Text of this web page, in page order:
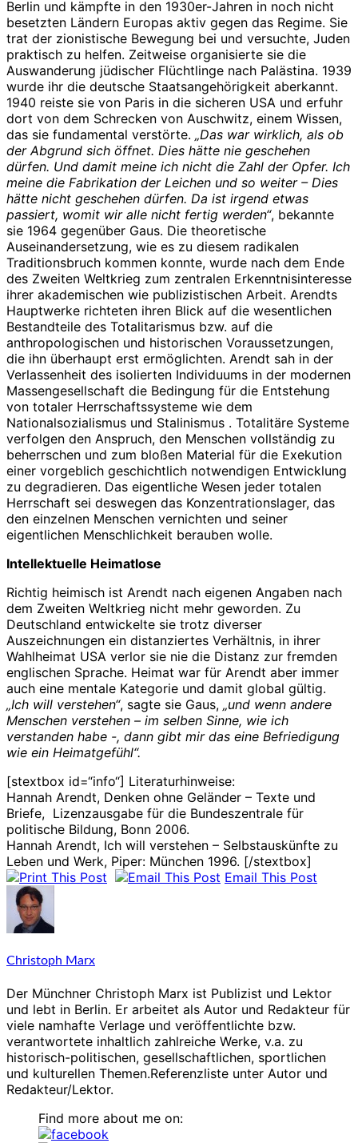
Berlin und kämpfte in den 1930er-Jahren in noch nicht
besetzten Ländern Europas aktiv gegen das Regime. Sie
trat der zionistische Bewegung bei und versuchte, Juden
praktisch zu helfen. Zeitweise organisierte sie die
Auswanderung jüdischer Flüchtlinge nach Palästina. 1939
wurde ihr die deutsche Staatsangehörigkeit aberkannt.
1940 reiste sie von Paris in die sicheren USA und erfuhr
dort von dem Schrecken von Auschwitz, einem Wissen,
das sie fundamental verstörte. „Das war wirklich, als ob
der Abgrund sich öffnet. Dies hätte nie geschehen
dürfen. Und damit meine ich nicht die Zahl der Opfer. Ich
meine die Fabrikation der Leichen und so weiter – Dies
hätte nicht geschehen dürfen. Da ist irgend etwas
passiert, womit wir alle nicht fertig werden“, bekannte
sie 1964 gegenüber Gaus. Die theoretische
Auseinandersetzung, wie es zu diesem radikalen
Traditionsbruch kommen konnte, wurde nach dem Ende
des Zweiten Weltkrieg zum zentralen Erkenntnisinteresse
ihrer akademischen wie publizistischen Arbeit. Arendts
Hauptwerke richteten ihren Blick auf die wesentlichen
Bestandteile des Totalitarismus bzw. auf die
anthropologischen und historischen Voraussetzungen,
die ihn überhaupt erst ermöglichten. Arendt sah in der
Verlassenheit des isolierten Individuums in der modernen
Massengesellschaft die Bedingung für die Entstehung
von totaler Herrschaftssysteme wie dem
Nationalsozialismus und Stalinismus . Totalitäre Systeme
verfolgen den Anspruch, den Menschen vollständig zu
beherrschen und zum bloßen Material für die Exekution
einer vorgeblich geschichtlich notwendigen Entwicklung
zu degradieren. Das eigentliche Wesen jeder totalen
Herrschaft sei deswegen das Konzentrationslager, das
den einzelnen Menschen vernichten und seiner
eigentlichen Menschlichkeit berauben wolle.
Intellektuelle Heimatlose
Richtig heimisch ist Arendt nach eigenen Angaben nach
dem Zweiten Weltkrieg nicht mehr geworden. Zu
Deutschland entwickelte sie trotz diverser
Auszeichnungen ein distanziertes Verhältnis, in ihrer
Wahlheimat USA verlor sie nie die Distanz zur fremden
englischen Sprache. Heimat war für Arendt aber immer
auch eine mentale Kategorie und damit global gültig.
„Ich will verstehen“, sagte sie Gaus, „und wenn andere
Menschen verstehen – im selben Sinne, wie ich
verstanden habe -, dann gibt mir das eine Befriedigung
wie ein Heimatgefühl“.
[stextbox id=“info“] Literaturhinweise:
Hannah Arendt, Denken ohne Geländer – Texte und
Briefe, Lizenzausgabe für die Bundeszentrale für
politische Bildung, Bonn 2006.
Hannah Arendt, Ich will verstehen – Selbstauskünfte zu
Leben und Werk, Piper: München 1996. [/stextbox]
Email This Post
Christoph Marx
Der Münchner Christoph Marx ist Publizist und Lektor
und lebt in Berlin. Er arbeitet als Autor und Redakteur für
viele namhafte Verlage und veröffentlichte bzw.
verantwortete inhaltlich zahlreiche Werke, v.a. zu
historisch-politischen, gesellschaftlichen, sportlichen
und kulturellen Themen.Referenzliste unter Autor und
Redakteur/Lektor.
Find more about me on: